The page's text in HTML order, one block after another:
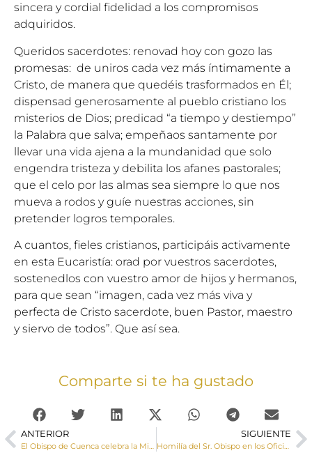
sincera y cordial fidelidad a los compromisos
adquiridos.
Queridos sacerdotes: renovad hoy con gozo las
promesas: de uniros cada vez más íntimamente a
Cristo, de manera que quedéis trasformados en Él;
dispensad generosamente al pueblo cristiano los
misterios de Dios; predicad “a tiempo y destiempo”
la Palabra que salva; empeñaos santamente por
llevar una vida ajena a la mundanidad que solo
engendra tristeza y debilita los afanes pastorales;
que el celo por las almas sea siempre lo que nos
mueva a rodos y guíe nuestras acciones, sin
pretender logros temporales.
A cuantos, fieles cristianos, participáis activamente
en esta Eucaristía: orad por vuestros sacerdotes,
sostenedlos con vuestro amor de hijos y hermanos,
para que sean “imagen, cada vez más viva y
perfecta de Cristo sacerdote, buen Pastor, maestro
y siervo de todos”. Que así sea.
Comparte si te ha gustado
ANTERIOR
El Obispo de Cuenca celebra la Misa Crismal en la Catedral en la mañana del Miércoles Santo
SIGUIENTE
Homilía del Sr. Obispo en los Oficios del Jueves Santo en la cena del Señor